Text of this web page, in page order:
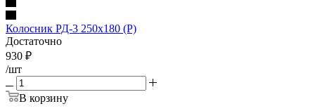
Колосник РД-3 250х180 (Р)
Достаточно
930 ₽
/шт
В корзину